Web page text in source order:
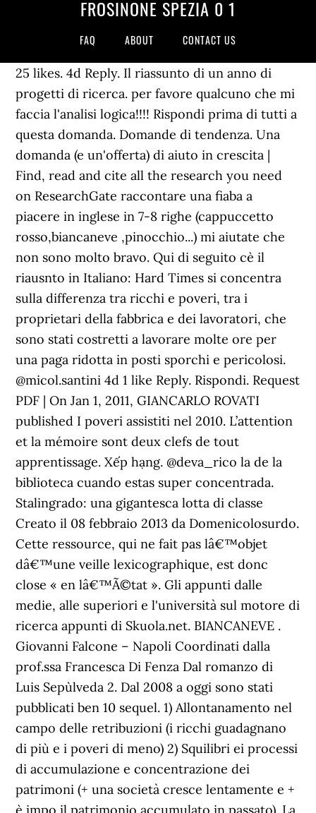
FROSINONE SPEZIA 0 1
FAQ ABOUT CONTACT US
25 likes. 4d Reply. Il riassunto di un anno di
progetti di ricerca. per favore qualcuno che mi
faccia l'analisi logica!!!! Rispondi prima di tutti a
questa domanda. Domande di tendenza. Una
domanda (e un'offerta) di aiuto in crescita |
Find, read and cite all the research you need
on ResearchGate raccontare una fiaba a
piacere in inglese in 7-8 righe (cappuccetto
rosso,biancaneve ,pinocchio...) mi aiutate che
non sono molto bravo. Qui di seguito cè il
riausnto in Italiano: Hard Times si concentra
sulla differenza tra ricchi e poveri, tra i
proprietari della fabbrica e dei lavoratori, che
sono stati costretti a lavorare molte ore per
una paga ridotta in posti sporchi e pericolosi.
@micol.santini 4d 1 like Reply. Rispondi. Request
PDF | On Jan 1, 2011, GIANCARLO ROVATI
published I poveri assistiti nel 2010. L’attention
et la mémoire sont deux clefs de tout
apprentissage. Xếp hạng. @deva_rico la de la
biblioteca cuando estas super concentrada.
Stalingrado: una gigantesca lotta di classe
Creato il 08 febbraio 2013 da Domenicolosurdo.
Cette ressource, qui ne fait pas lâ€™objet
dâ€™une veille lexicographique, est donc
close « en lâ€™Ã©tat ». Gli appunti dalle
medie, alle superiori e l'università sul motore di
ricerca appunti di Skuola.net. BIANCANEVE .
Giovanni Falcone – Napoli Coordinati dalla
prof.ssa Francesca Di Fenza Dal romanzo di
Luis Sepùlveda 2. Dal 2008 a oggi sono stati
pubblicati ben 10 sequel. 1) Allontanamento nel
campo delle retribuzioni (i ricchi guadagnano
di più e i poveri di meno) 2) Squilibri ei processi
di accumulazione e concentrazione dei
patrimoni (+ una società cresce lentamente e +